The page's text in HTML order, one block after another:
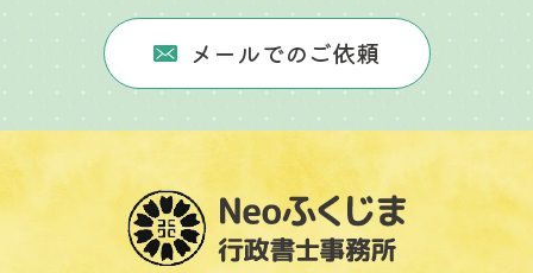
メールでのご依頼